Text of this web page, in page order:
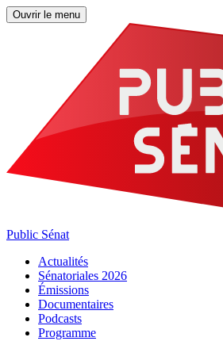
Ouvrir le menu
Public Sénat
Actualités
Sénatoriales 2026
Émissions
Documentaires
Podcasts
Programme